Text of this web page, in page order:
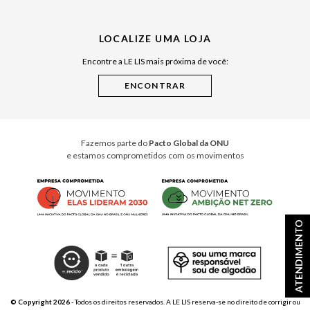
ATENDIMENTO
Cuidados Casa
LOCALIZE UMA LOJA
Encontre a LE LIS mais próxima de você:
Fazemos parte do Pacto Global da ONU
e estamos comprometidos com os movimentos
© Copyright 2026- Todos os direitos reservados. A LE LIS reserva-se no direito de corrigir ou